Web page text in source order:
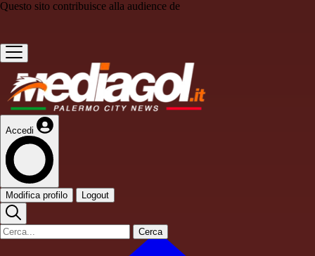
Questo sito contribuisce alla audience de
Accedi
Modifica profilo Logout
Cerca